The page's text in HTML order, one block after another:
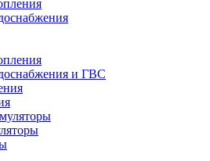
и ГВС